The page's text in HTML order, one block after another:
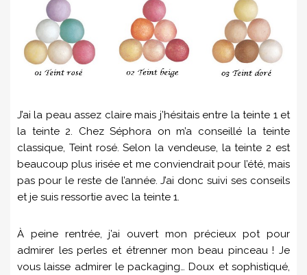
J’ai la peau assez claire mais j’hésitais entre la teinte 1 et
la teinte 2. Chez Séphora on m’a conseillé la teinte
classique, Teint rosé. Selon la vendeuse, la teinte 2 est
beaucoup plus irisée et me conviendrait pour l’été, mais
pas pour le reste de l’année. J’ai donc suivi ses conseils
et je suis ressortie avec la teinte 1.
À peine rentrée, j’ai ouvert mon précieux pot pour
admirer les perles et étrenner mon beau pinceau ! Je
vous laisse admirer le packaging… Doux et sophistiqué,